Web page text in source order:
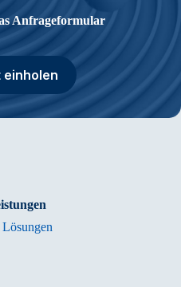
Anfrageformular